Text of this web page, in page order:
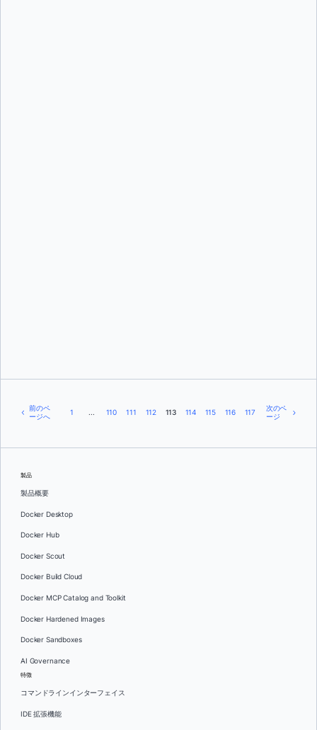
前のペ
ージへ
1 ... 110 111 112 113 114 115 116 117
次のペ
ージ
製品
製品概要
Docker Desktop
Docker Hub
Docker Scout
Docker Build Cloud
Docker MCP Catalog and Toolkit
Docker Hardened Images
Docker Sandboxes
AI Governance
特徴
コマンドラインインターフェイス
IDE 拡張機能